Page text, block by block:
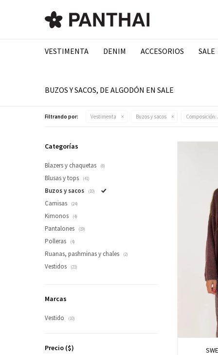
VESTIMENTA DENIM ACCESORIOS SALE
BUZOS Y SACOS, DE ALGODÓN EN SALE
Filtrando por: Vestimenta Buzos y sacos Composición:
Categorías
Blazers y chaquetas (8)
Blusas y tops (41)
Buzos y sacos (10)
Camisas (24)
Kimonos (4)
Pantalones (19)
Polleras (4)
Ruanas, pashminas y chales (2)
Vestidos (21)
Marcas
Vestido (10)
Precio ($)